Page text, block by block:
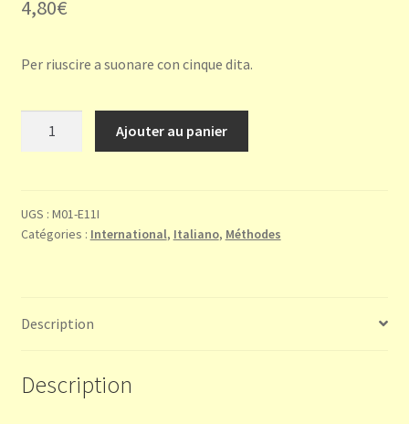
4,80€
Per riuscire a suonare con cinque dita.
a
5
parte
Ajouter au panier
UGS : M01-E11I
Catégories : International, Italiano, Méthodes
Description
Description